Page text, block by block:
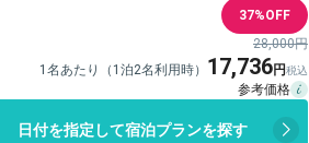
37%OFF
28,000円
1名あたり（1泊2名利用時） 17,736
日付を指定して宿泊プランを探す